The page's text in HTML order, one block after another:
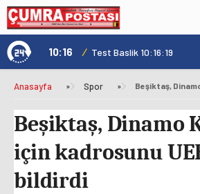
10:16 / Test Baslik 10:16:19
Anasayfa » Spor » Beşiktaş,
Beşiktaş, Dinamo
için kadrosunu
bildirdi